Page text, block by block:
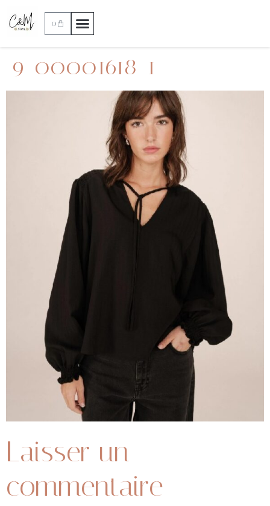
0
9_00001618_1
Laisser un
commentaire